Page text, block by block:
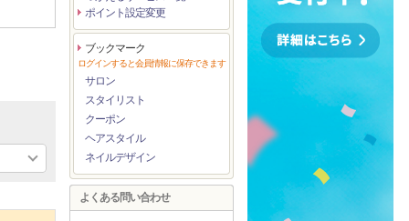
ポイント設定変更
ブックマーク
ログインすると会員情報に保存できます
サロン
スタイリスト
クーポン
ヘアスタイル
ネイルデザイン
よくある問い合わせ